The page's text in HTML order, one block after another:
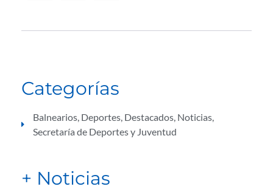
Categorías
Balnearios Deportes Destacados Noticias
Secretaría de Deportes y Juventud
+ Noticias